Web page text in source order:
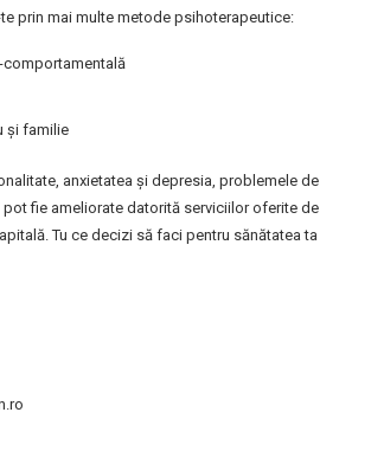
prin mai multe metode psihoterapeutice:
și familie
anxietatea și depresia, problemele de
fie ameliorate datorită serviciilor oferite de
Tu ce decizi să faci pentru sănătatea ta